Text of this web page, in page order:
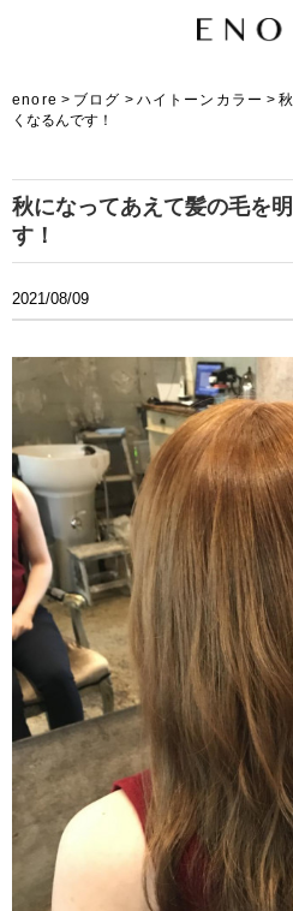
enore > ブログ > ハイトーンカラー >
くなるんです！
秋になってあえて髪の毛を
す！
2021/08/09